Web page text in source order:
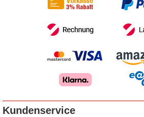
Kundenservice